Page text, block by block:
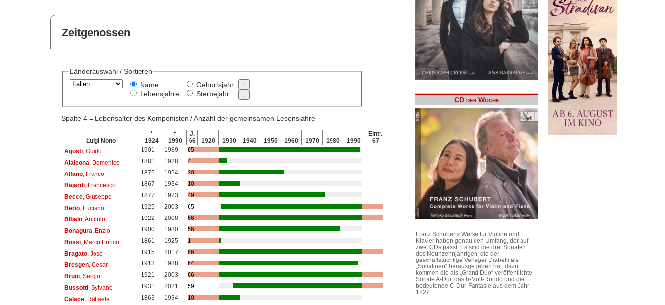
Zeitgenossen
Länderauswahl / Sortieren
Name
Lebensjahre
Geburtsjahr
Sterbejahr
Spalte 4 = Lebensalter des Komponisten / Anzahl der gemeinsamen Lebensjahre
Luigi Nono
*
1924
†
1990
J.
66
1920 1930 1940 1950 1960 1970 1980 1990
Eintr.
67
Agosti, Guido 1901 1989
65
Alaleona , Domenico 1881 1928
4
Alfano, Franco 1875 1954
30
Bajardi, Francesco 1867 1934
10
Becce, Giuseppe 1877 1973
49
Berio, Luciano 1925 2003
65
Bibalo, Antonio 1922 2008
66
Bonagura , Enzio 1900 1980
56
Bossi, Marco Enrico 1861 1925
1
Bragato, José 1915 2017
66
Bresgen, Cesar 1913 1988
64
Bruni, Sergio 1921 2003
66
Bussotti, Sylvano 1931 2021
59
Calace, Raffaele 1863 1934
10
CD der Woche
Franz Schuberts Werke für Violine und
Klavier haben genau den Umfang, der auf
zwei CDs passt. Es sind die drei Sonaten
des Neunzehnjährigen, die der
geschäftstüchtige Verleger Diabelli als
„Sonatinen“ herausgegeben hat, dazu
kommen die als „Grand Duo“ veröffentlichte
Sonate A-Dur, das h-Moll-Rondo und die
bedeutende C-Dur-Fantasie aus dem Jahr
1827.